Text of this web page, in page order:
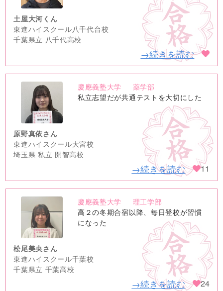
土屋大河くん
東進ハイスクール八千代台校
千葉県立 八千代高校
→続きを読む
no
image
慶應義塾大学
薬学部
私立志望だが共通テストを大切にした
原野真依さん
東進ハイスクール大宮校
埼玉県 私立 開智高校
→続きを読む 11
no
image
慶應義塾大学
理工学部
高２の冬期合宿以降、毎日登校が習慣
になった
松尾美央さん
東進ハイスクール千葉校
千葉県立 千葉高校
→続きを読む 24